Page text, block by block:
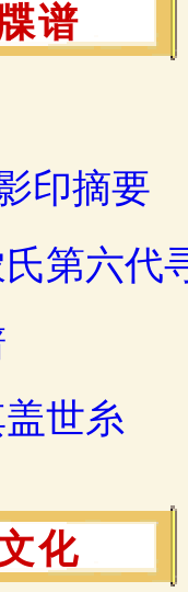
谱
印摘要
第六代
世糸
化